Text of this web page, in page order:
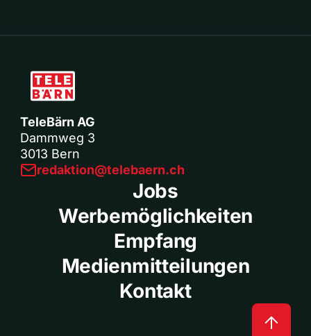
TeleBärn AG
Dammweg 3
3013 Bern
redaktion@telebaern.ch
Jobs
Werbemöglichkeiten
Empfang
Medienmitteilungen
Kontakt